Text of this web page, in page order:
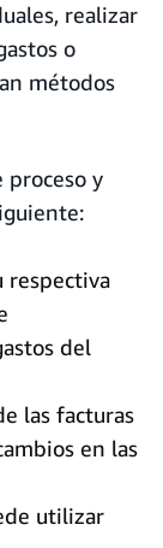
realizar
o
métodos
proceso y
respectiva
del
las facturas
en las
utilizar